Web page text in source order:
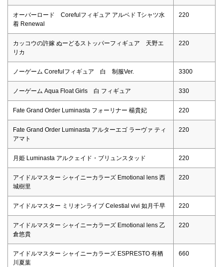
オーバーロード Corefulフィギュア アルベド Tシャツ水
着 Renewal
220
カッコウの許嫁 ぬーどるストッパーフィギュア 天野エ
リカ
220
ノーゲーム Corefulフィギュア 白 制服Ver. 3300
ノーゲーム Aqua Float Girls 白 フィギュア 330
Fate Grand Order Luminasta フォーリナー 楊貴妃 220
Fate Grand Order Luminasta アルターエゴ ラーヴァ ティ
アマト
220
月姫 Luminasta アルクェイド・ブリュンスタッド 220
アイドルマスター シャイニーカラーズ Emotional lens 西
城樹里
220
アイドルマスター ミリオンライブ Celestial vivi 如月千早 220
アイドルマスター シャイニーカラーズ Emotional lens 乙
倉悠貴
220
アイドルマスター シャイニーカラーズ ESPRESTO 有栖
川夏葉
660